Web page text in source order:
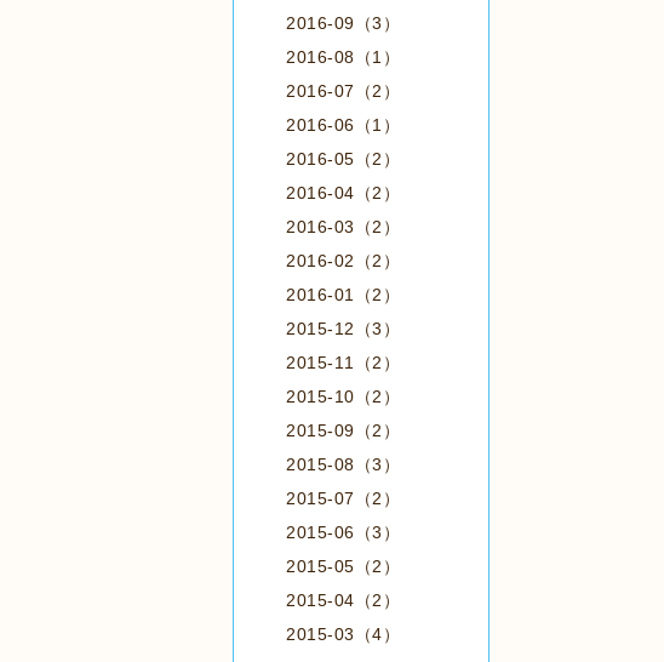
2016-09（3）
2016-08（1）
2016-07（2）
2016-06（1）
2016-05（2）
2016-04（2）
2016-03（2）
2016-02（2）
2016-01（2）
2015-12（3）
2015-11（2）
2015-10（2）
2015-09（2）
2015-08（3）
2015-07（2）
2015-06（3）
2015-05（2）
2015-04（2）
2015-03（4）